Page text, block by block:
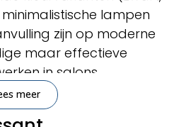
lampen
zijn op moderne
maar effectieve
in salons,
en kinderkamers.
meer